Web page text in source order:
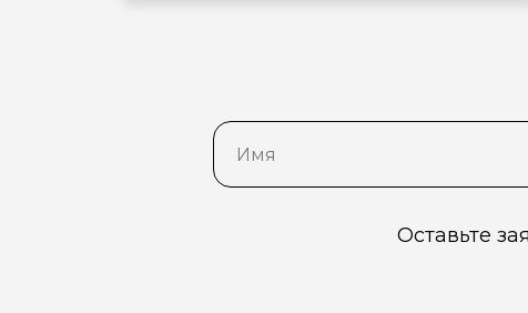
Оставьте